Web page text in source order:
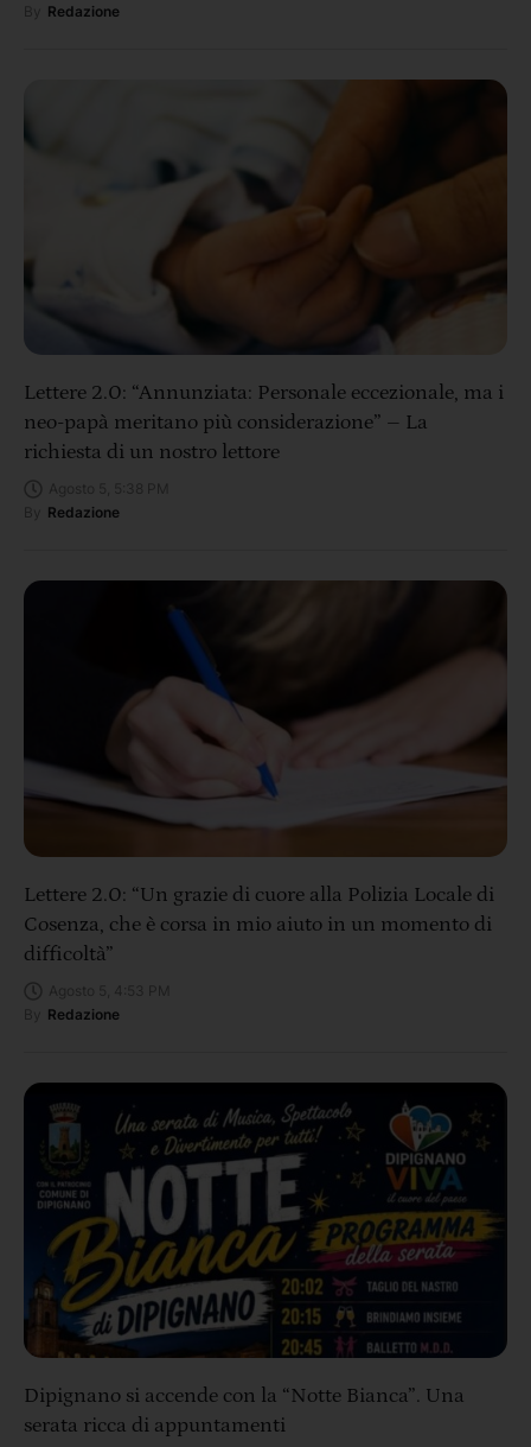
Redazione
Lettere 2.0: “Annunziata: Personale eccezionale, ma i
neo-papà meritano più considerazione” – La
richiesta di un nostro lettore
Redazione
Lettere 2.0: “Un grazie di cuore alla Polizia Locale di
Cosenza, che è corsa in mio aiuto in un momento di
difficoltà”
Redazione
Dipignano si accende con la “Notte Bianca”. Una
serata ricca di appuntamenti